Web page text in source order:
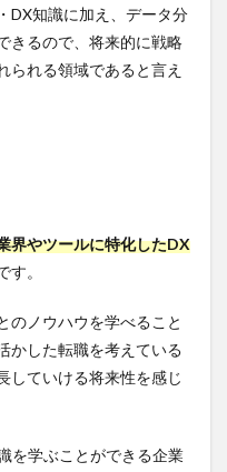
DX知識に加え、データ分
きるので、将来的に戦略
られる領域であると言え
界やツールに特化したDX
す。
のノウハウを学べること
かした転職を考えている
していける将来性を感じ
を学ぶことができる企業